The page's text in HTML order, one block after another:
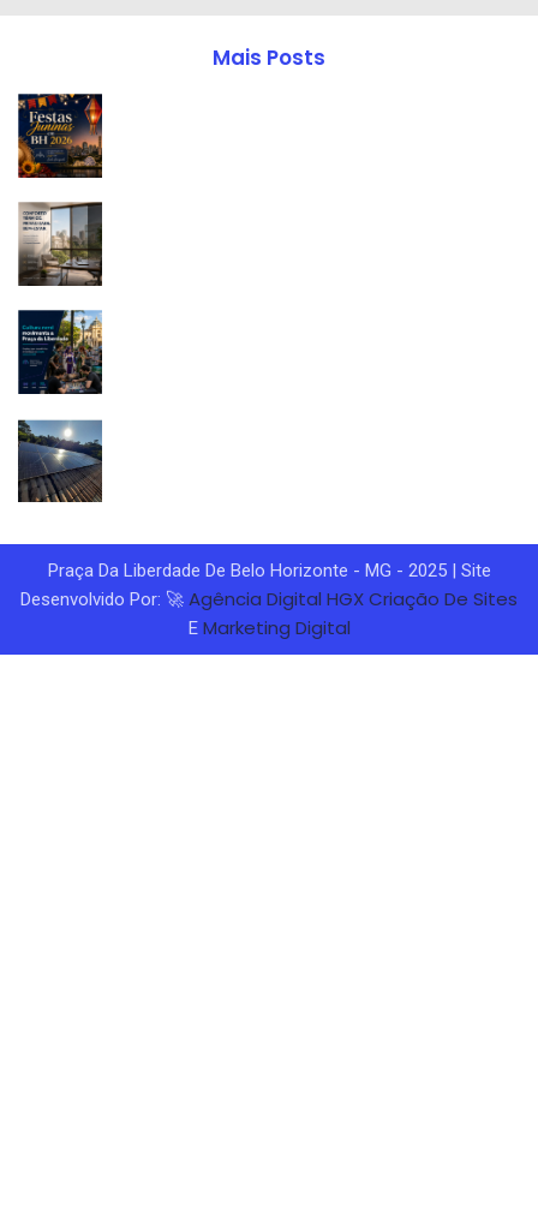
Mais Posts
Praça Da Liberdade De Belo Horizonte - MG - 2025 | Site
Desenvolvido Por: 🚀 Agência Digital HGXCriação De Sites
E Marketing Digital